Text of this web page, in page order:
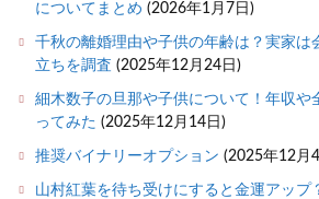
についてまとめ (2026年1月7日)
千秋の離婚理由や子供の年齢は？実家は
立ちを調査 (2025年12月24日)
細木数子の旦那や子供について！年収や
ってみた (2025年12月14日)
推奨バイナリーオプション (2025年12月
山村紅葉を待ち受けにすると金運アップ